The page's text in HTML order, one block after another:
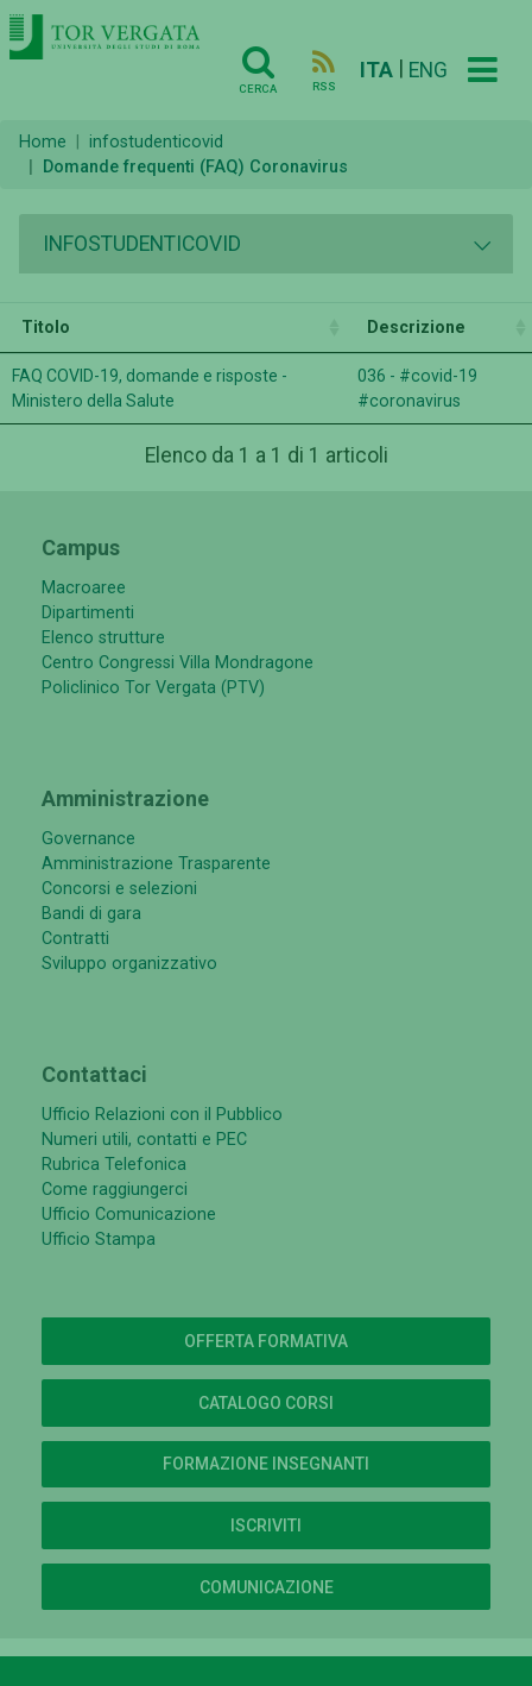
CERCA RSS
ITA ENG
Home
infostudenticovid
Domande frequenti (FAQ) Coronavirus
INFOSTUDENTICOVID
Titolo Descrizione
FAQ COVID-19, domande e risposte -
Ministero della Salute
036 - #covid-19
#coronavirus
Elenco da 1 a 1 di 1 articoli
Campus
Macroaree
Dipartimenti
Elenco strutture
Centro Congressi Villa Mondragone
Policlinico Tor Vergata (PTV)
Amministrazione
Governance
Amministrazione Trasparente
Concorsi e selezioni
Bandi di gara
Contratti
Sviluppo organizzativo
Contattaci
Ufficio Relazioni con il Pubblico
Numeri utili, contatti e PEC
Rubrica Telefonica
Come raggiungerci
Ufficio Comunicazione
Ufficio Stampa
OFFERTA FORMATIVA
CATALOGO CORSI
FORMAZIONE INSEGNANTI
ISCRIVITI
COMUNICAZIONE